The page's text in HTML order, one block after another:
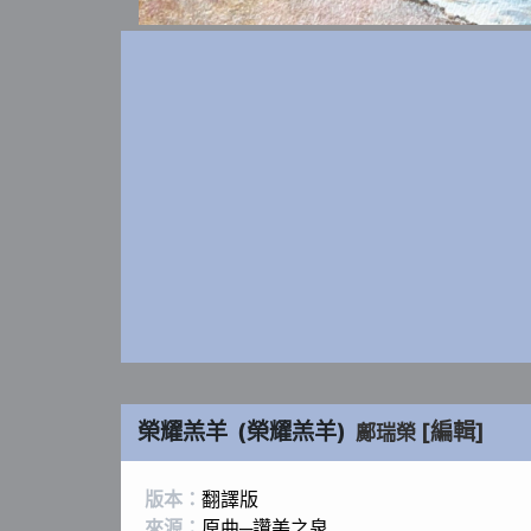
榮耀羔羊 (榮耀羔羊) 鄺瑞榮 [編輯]
版本： 翻譯版